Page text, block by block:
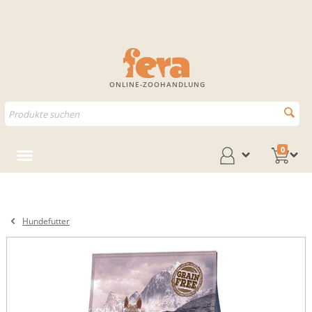
ONLINE-ZOOHANDLUNG
0
Hundefutter